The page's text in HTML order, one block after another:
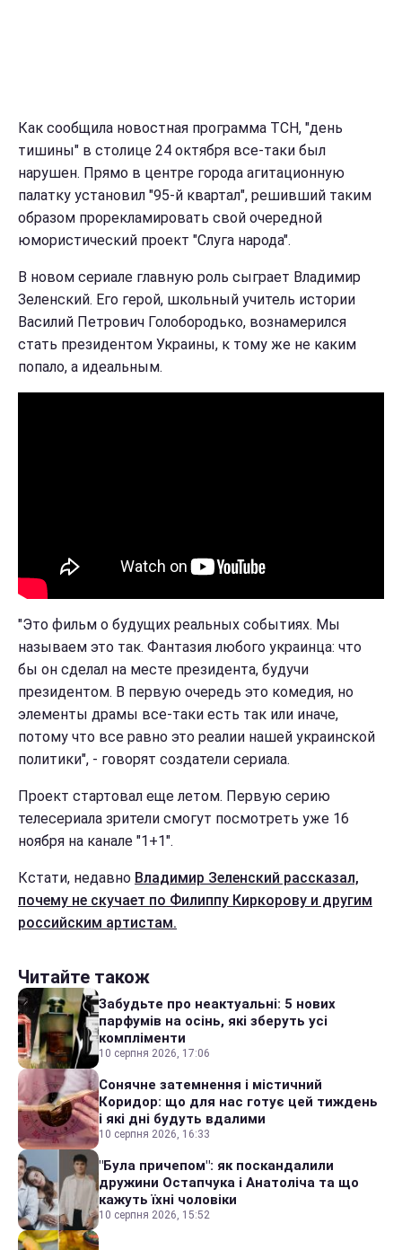
Как сообщила новостная программа ТСН, "день
тишины" в столице 24 октября все-таки был
нарушен. Прямо в центре города агитационную
палатку установил "95-й квартал", решивший таким
образом прорекламировать свой очередной
юмористический проект "Слуга народа".
В новом сериале главную роль сыграет Владимир
Зеленский. Его герой, школьный учитель истории
Василий Петрович Голобородько, вознамерился
стать президентом Украины, к тому же не каким
попало, а идеальным.
"Это фильм о будущих реальных событиях. Мы
называем это так. Фантазия любого украинца: что
бы он сделал на месте президента, будучи
президентом. В первую очередь это комедия, но
элементы драмы все-таки есть так или иначе,
потому что все равно это реалии нашей украинской
политики", - говорят создатели сериала.
Проект стартовал еще летом. Первую серию
телесериала зрители смогут посмотреть уже 16
ноября на канале "1+1".
Кстати, недавно Владимир Зеленский рассказал,
почему не скучает по Филиппу Киркорову и другим
российским артистам.
Читайте також
Забудьте про неактуальні: 5 нових
парфумів на осінь, які зберуть усі
компліменти
10 серпня 2026, 17:06
Сонячне затемнення і містичний
Коридор: що для нас готує цей тиждень
і які дні будуть вдалими
10 серпня 2026, 16:33
"Була причепом": як поскандалили
дружини Остапчука і Анатоліча та що
кажуть їхні чоловіки
10 серпня 2026, 15:52